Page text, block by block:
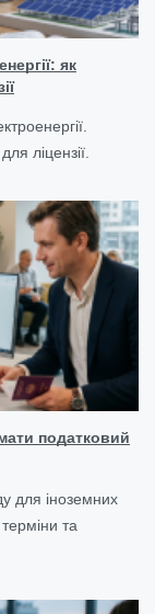
як
ліцензії.
податковий
для іноземних
та